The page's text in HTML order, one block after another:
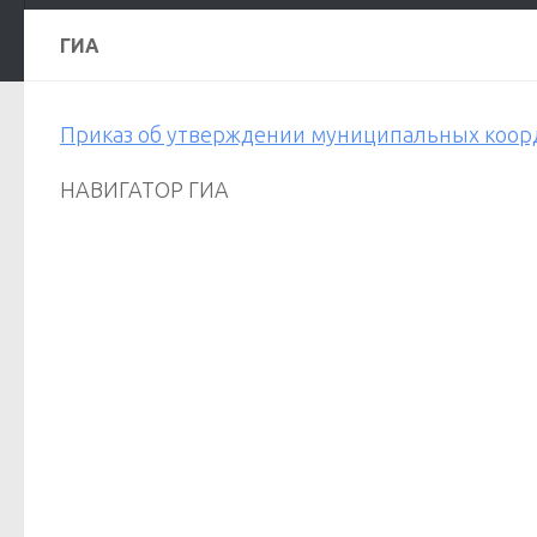
ГИА
Приказ об утверждении муниципальных
НАВИГАТОР ГИА